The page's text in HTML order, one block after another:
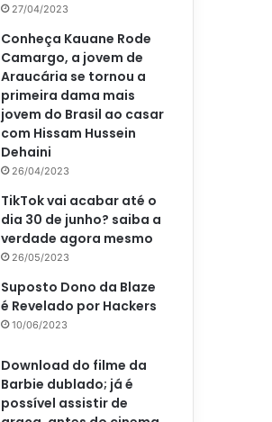
27/04/2023
Conheça Kauane Rode
Camargo, a jovem de
Araucária se tornou a
primeira dama mais
jovem do Brasil ao casar
com Hissam Hussein
Dehaini
26/04/2023
TikTok vai acabar até o
dia 30 de junho? saiba a
verdade agora mesmo
26/05/2023
Suposto Dono da Blaze
é Revelado por Hackers
10/06/2023
Download do filme da
Barbie dublado; já é
possível assistir de